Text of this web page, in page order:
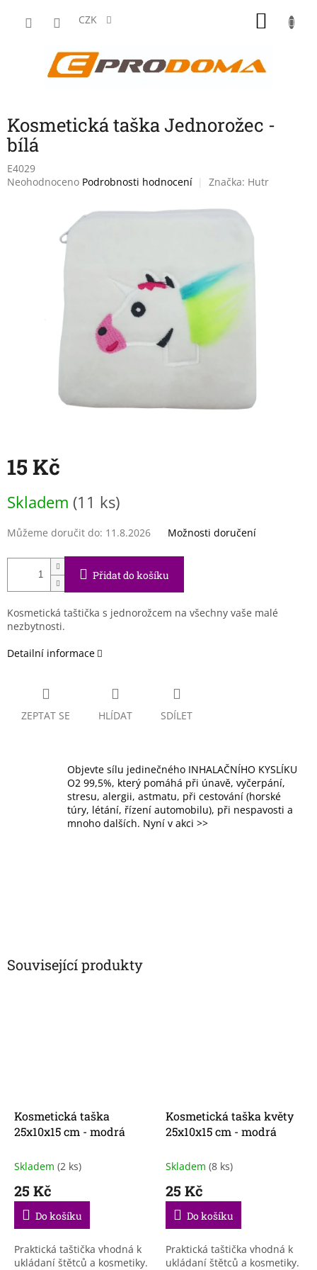
CZK
Kosmetická taška Jednorožec -
bílá
E4029
Průměrné
Neohodnoceno Podrobnosti hodnocení Značka: Hutr
15 Kč
cena:
Skladem (11 ks)
Můžeme doručit do: 11.8.2026 Možnosti doručení
Přidat do košíku
Kosmetická taštička s jednorožcem na všechny vaše malé
nezbytnosti.
Detailní informace
ZEPTAT SE HLÍDAT SDÍLET
Objevte sílu jedinečného INHALAČNÍHO KYSLÍKU
O2 99,5%, který pomáhá při únavě, vyčerpání,
stresu, alergii, astmatu, při cestování (horské
túry, létání, řízení automobilu), při nespavosti a
mnoho dalších. Nyní v akci >>
Související produkty
Kosmetická taška
25x10x15 cm - modrá
Skladem (2 ks)
25 Kč
Do košíku
Praktická taštička vhodná k
ukládaní štětců a kosmetiky.
Kosmetická taška květy
25x10x15 cm - modrá
Skladem (8 ks)
25 Kč
Do košíku
Praktická taštička vhodná k
ukládaní štětců a kosmetiky.